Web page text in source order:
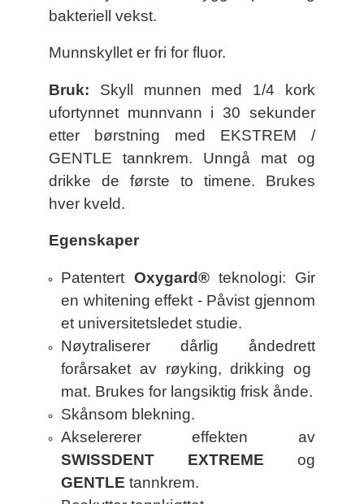
bakteriell vekst.
Munnskyllet er fri for fluor.
Bruk: Skyll munnen med 1/4 kork
ufortynnet munnvann i 30 sekunder
etter børstning med EKSTREM /
GENTLE tannkrem. Unngå mat og
drikke de første to timene. Brukes
hver kveld.
Egenskaper
Patentert Oxygard®teknologi: Gir
en whitening effekt - Påvist gjennom
et universitetsledet studie.
Nøytraliserer dårlig åndedrett
forårsaket av røyking, drikking og
mat. Brukes for langsiktig frisk ånde.
Skånsom blekning.
Akselererer effekten av
SWISSDENT EXTREME og
GENTLE tannkrem.